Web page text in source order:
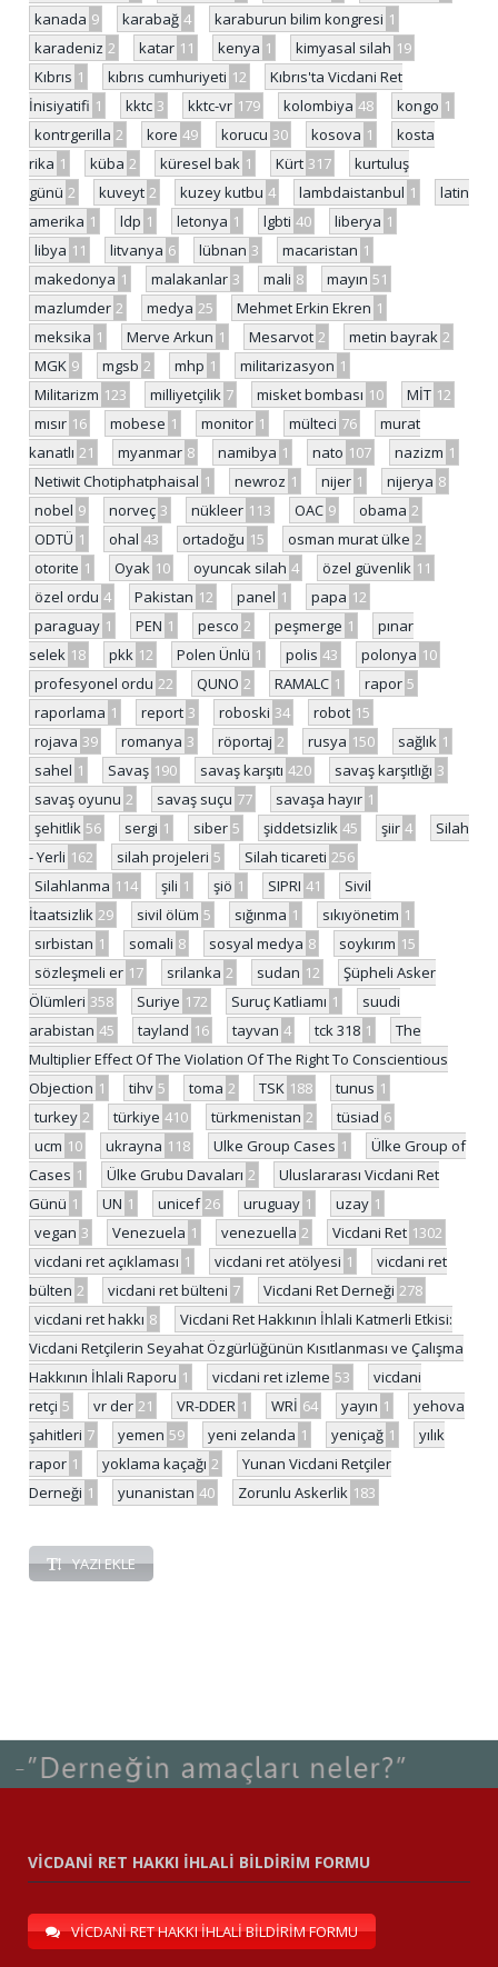
kanada 9 karabağ 4 karaburun bilim kongresi 1
karadeniz 2 katar 11 kenya 1 kimyasal silah 19
Kıbrıs 1 kıbrıs cumhuriyeti 12
Kıbrıs'ta Vicdani Ret
İnisiyatifi 1 kktc 3 kktc-vr 179 kolombiya 48 kongo 1
kontrgerilla 2 kore 49 korucu 30 kosova 1
kosta
rika 1 küba 2 küresel bak 1 Kürt 317
kurtuluş
günü 2 kuveyt 2 kuzey kutbu 4 lambdaistanbul 1
latin
amerika 1 ldp 1 letonya 1 lgbti 40 liberya 1
libya 11 litvanya 6 lübnan 3 macaristan 1
makedonya 1 malakanlar 3 mali 8 mayın 51
mazlumder 2 medya 25 Mehmet Erkin Ekren 1
meksika 1 Merve Arkun 1 Mesarvot 2 metin bayrak 2
MGK 9 mgsb 2 mhp 1 militarizasyon 1
Militarizm 123 milliyetçilik 7 misket bombası 10 MİT 12
mısır 16 mobese 1 monitor 1 mülteci 76
murat
kanatlı 21 myanmar 8 namibya 1 nato 107 nazizm 1
Netiwit Chotiphatphaisal 1 newroz 1 nijer 1 nijerya 8
nobel 9 norveç 3 nükleer 113 OAC 9 obama 2
ODTÜ 1 ohal 43 ortadoğu 15 osman murat ülke 2
otorite 1 Oyak 10 oyuncak silah 4 özel güvenlik 11
özel ordu 4 Pakistan 12 panel 1 papa 12
paraguay 1 PEN 1 pesco 2 peşmerge 1
pınar
selek 18 pkk 12 Polen Ünlü 1 polis 43 polonya 10
profesyonel ordu 22 QUNO 2 RAMALC 1 rapor 5
raporlama 1 report 3 roboski 34 robot 15
rojava 39 romanya 3 röportaj 2 rusya 150 sağlık 1
sahel 1 Savaş 190 savaş karşıtı 420 savaş karşıtlığı 3
savaş oyunu 2 savaş suçu 77 savaşa hayır 1
şehitlik 56 sergi 1 siber 5 şiddetsizlik 45 şiir 4
Silah
- Yerli 162 silah projeleri 5 Silah ticareti 256
Silahlanma 114 şili 1 şiö 1 SIPRI 41
Sivil
İtaatsizlik 29 sivil ölüm 5 sığınma 1 sıkıyönetim 1
sırbistan 1 somali 8 sosyal medya 8 soykırım 15
sözleşmeli er 17 srilanka 2 sudan 12
Şüpheli Asker
Ölümleri 358 Suriye 172 Suruç Katliamı 1
suudi
arabistan 45 tayland 16 tayvan 4 tck 318 1
The
Multiplier Effect Of The Violation Of The Right To Conscientious
Objection 1 tihv 5 toma 2 TSK 188 tunus 1
turkey 2 türkiye 410 türkmenistan 2 tüsiad 6
ucm 10 ukrayna 118 Ulke Group Cases 1
Ülke Group of
Cases 1 Ülke Grubu Davaları 2
Uluslararası Vicdani Ret
Günü 1 UN 1 unicef 26 uruguay 1 uzay 1
vegan 3 Venezuela 1 venezuella 2 Vicdani Ret 1302
vicdani ret açıklaması 1 vicdani ret atölyesi 1
vicdani ret
bülten 2 vicdani ret bülteni 7 Vicdani Ret Derneği 278
vicdani ret hakkı 8
Vicdani Ret Hakkının İhlali Katmerli Etkisi:
Vicdani Retçilerin Seyahat Özgürlüğünün Kısıtlanması ve Çalışma
Hakkının İhlali Raporu 1 vicdani ret izleme 53
vicdani
retçi 5 vr der 21 VR-DDER 1 WRİ 64 yayın 1
yehova
şahitleri 7 yemen 59 yeni zelanda 1 yeniçağ 1
yılık
rapor 1 yoklama kaçağı 2
Yunan Vicdani Retçiler
Derneği 1 yunanistan 40 Zorunlu Askerlik 183
YAZI EKLE
VİCDANİ RET HAKKI İHLALİ BİLDİRİM FORMU
VİCDANİ RET HAKKI İHLALİ BİLDİRİM FORMU